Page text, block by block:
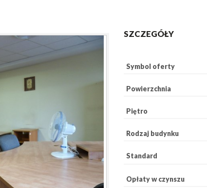
SZCZEGÓŁY
Symbol oferty
Powierzchnia
Piętro
Rodzaj budynku
Standard
Opłaty w czynszu